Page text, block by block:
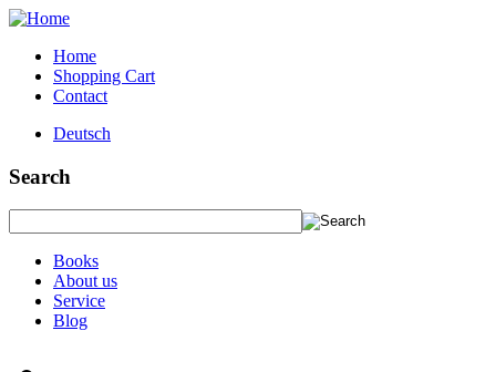
Home
Shopping Cart
Contact
Deutsch
Search
Books
About us
Service
Blog